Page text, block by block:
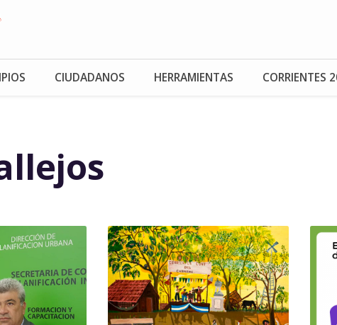
CIUDADANOS HERRAMIENTAS CORRIENTES